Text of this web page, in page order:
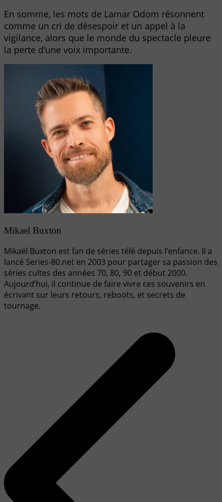
En somme, les mots de Lamar Odom résonnent
comme un cri de désespoir et un appel à la
vigilance, alors que le monde du spectacle pleure
la perte d’une voix importante.
Mikael Buxton
Mikaël Buxton est fan de séries télé depuis l’enfance. Il a
lancé Series-80.net en 2003 pour partager sa passion des
séries cultes des années 70, 80, 90 et début 2000.
Aujourd’hui, il continue de faire vivre ces souvenirs en
écrivant sur leurs retours, reboots, et secrets de
tournage.